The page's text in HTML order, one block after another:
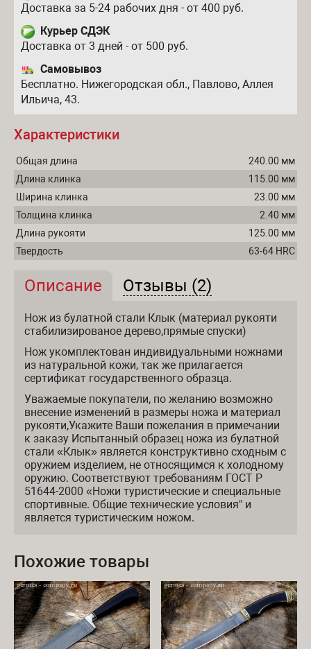
Доставка за 5-24 рабочих дня - от 400 руб.
Курьер СДЭК
Доставка от 3 дней - от 500 руб.
Самовывоз
Бесплатно. Нижегородская обл., Павлово, Аллея
Ильича, 43.
Описание и отзывы
Описание (активная вкладка)
Отзывы (2)
Нож из булатной стали Клык (материал рукояти
стабилизированое дерево,прямые спуски)
Нож укомплектован индивидуальными ножнами
из натуральной кожи, так же прилагается
сертификат государственного образца.
Уважаемые покупатели, по желанию возможно
внесение изменений в размеры ножа и материал
рукояти,Укажите Ваши пожелания в примечании
к заказу Испытанный образец ножа из булатной
стали «Клык» является конструктивно сходным с
оружием изделием, не относящимся к холодному
оружию. Соответствуют требованиям ГОСТ Р
51644-2000 «Ножи туристические и специальные
спортивные. Общие технические условия" и
является туристическим ножом.
Характеристики
Общая длина
240.00 мм
Длина клинка
115.00 мм
Ширина клинка
23.00 мм
Толщина клинка
2.40 мм
Длина рукояти
125.00 мм
Твердость
63-64 HRC
Похожие товары